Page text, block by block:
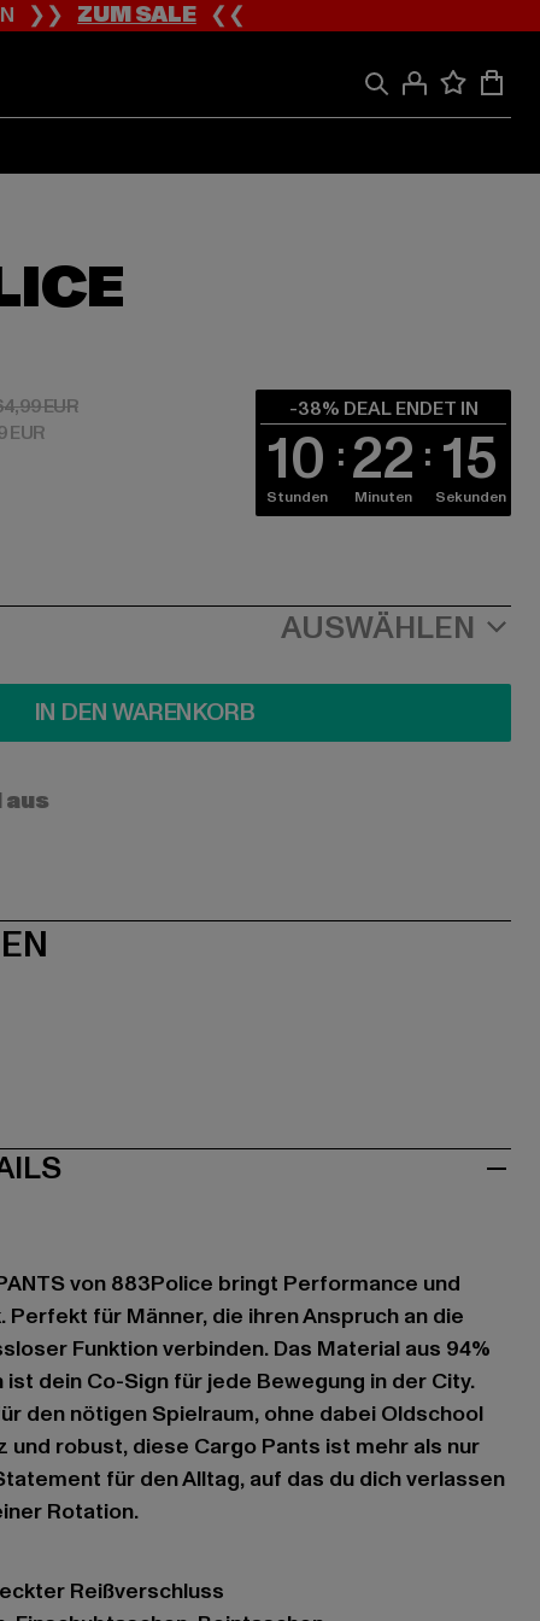
❯❯ZUM SALE❮❮
EUR
EURAktionspreis: 64,99 EUR
EUR
-38% DEAL ENDET IN
10
Stunden 22
Minuten 14
Sekunden
AUSWÄHLEN
IN DEN WARENKORB
von 883Police bringt Performance und
Perfekt für Männer, die ihren Anspruch an die
Funktion verbinden. Das Material aus 94%
ist dein Co-Sign für jede Bewegung in der City.
den nötigen Spielraum, ohne dabei Oldschool
und robust, diese Cargo Pants ist mehr als nur
für den Alltag, auf das du dich verlassen
Rotation.
Reißverschluss